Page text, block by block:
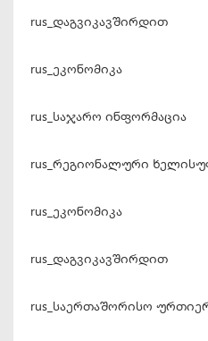
rus_დაგვიკავშირდით
rus_ეკონომიკა
rus_საჯარო ინფორმაცია
rus_რეგიონალური
rus_ეკონომიკა
rus_დაგვიკავშირდით
rus_საერთაშორისო